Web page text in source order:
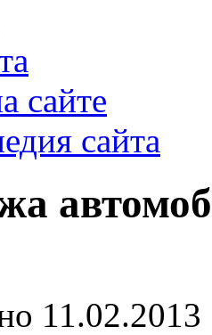
сайте
сайта
11.02.2013